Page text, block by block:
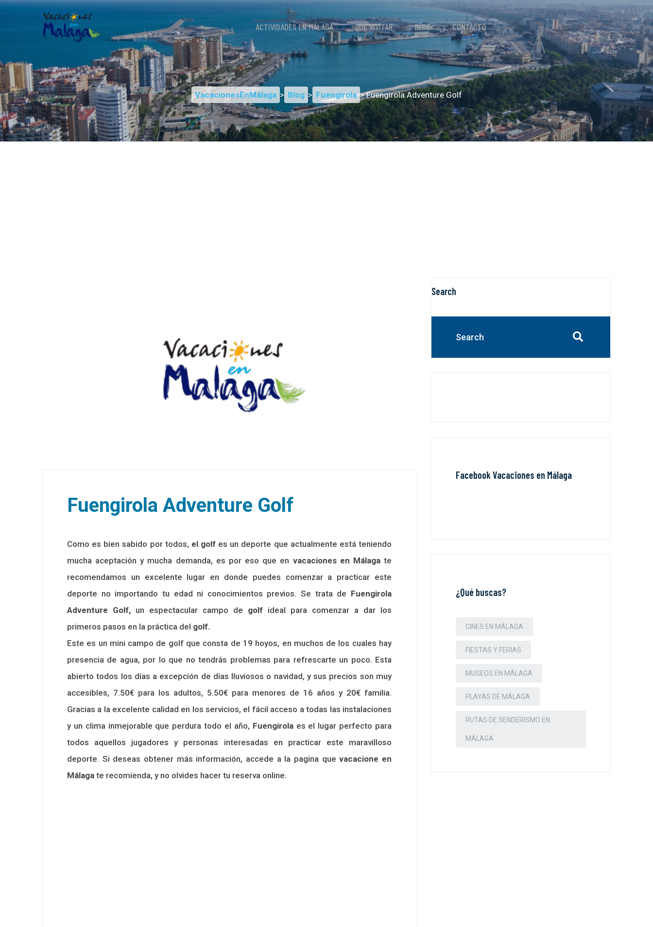
ACTIVIDADES EN MÁLAGA QUÉ VISITAR BLOG CONTACTO
VacacionesEnMálaga > Blog > Fuengirola > Fuengirola Adventure Golf
Fuengirola Adventure Golf
Como es bien sabido por todos, el golf es un deporte que actualmente está teniendo
mucha aceptación y mucha demanda, es por eso que en vacaciones en Málagate
recomendamos un excelente lugar en donde puedes comenzar a practicar este
deporte no importando tu edad ni conocimientos previos. Se trata de Fuengirola
Adventure Golf, un espectacular campo de golf ideal para comenzar a dar los
primeros pasos en la práctica del golf.
Este es un mini campo de golf que consta de 19 hoyos, en muchos de los cuales hay
presencia de agua, por lo que no tendrás problemas para refrescarte un poco. Esta
abierto todos los días a excepción de días lluviosos o navidad, y sus precios son muy
accesibles, 7.50€ para los adultos, 5.50€ para menores de 16 años y 20€ familia.
Gracias a la excelente calidad en los servicios, el fácil acceso a todas las instalaciones
y un clima inmejorable que perdura todo el año, Fuengirolaes el lugar perfecto para
todos aquellos jugadores y personas interesadas en practicar este maravilloso
deporte. Si deseas obtener más información, accede a la pagina quevacacione en
Málaga te recomienda, y no olvides hacer tu reserva online.
Search
Facebook Vacaciones en Málaga
¿Qué buscas?
CINES EN MÁLAGA
FIESTAS Y FERIAS
MUSEOS EN MÁLAGA
PLAYAS DE MÁLAGA
RUTAS DE SENDERISMO EN
MÁLAGA